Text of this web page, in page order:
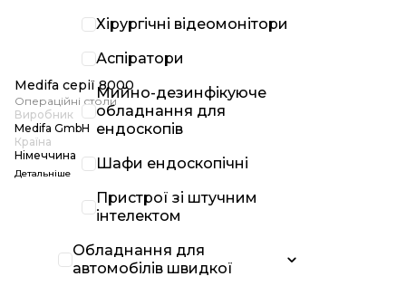
Хірургічні відеомонітори
Аспіратори
Мийно-дезинфікуюче
обладнання для
ендоскопів
Шафи ендоскопічні
Пристрої зі штучним
інтелектом
Обладнання для
автомобілів швидкої
Medifa серії 8000
Операційні столи
Виробник
Medifa GmbH
Країна
Німеччина
Детальніше